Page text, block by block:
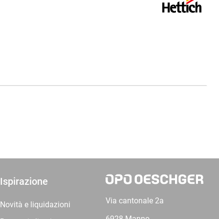
Ispirazione
Novità e liquidazioni
Via cantonale 2a